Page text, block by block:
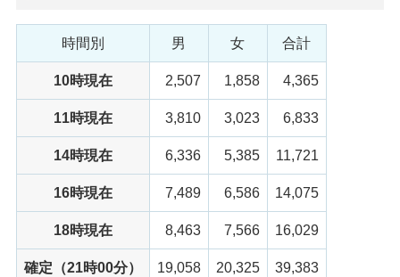
時間別 男 女 合計
10時現在 2,507 1,858 4,365
11時現在 3,810 3,023 6,833
14時現在 6,336 5,385 11,721
16時現在 7,489 6,586 14,075
18時現在 8,463 7,566 16,029
確定（21時00分） 19,058 20,325 39,383